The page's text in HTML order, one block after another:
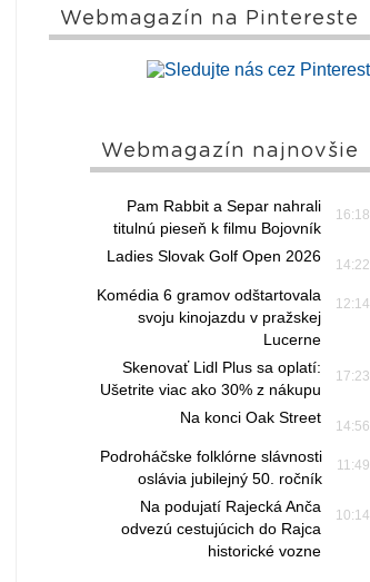
Webmagazín na Pintereste
Webmagazín najnovšie
16:18
Pam Rabbit a Separ nahrali
titulnú pieseň k filmu Bojovník
14:22
Ladies Slovak Golf Open 2026
12:14
Komédia 6 gramov odštartovala
svoju kinojazdu v pražskej
Lucerne
17:23
Skenovať Lidl Plus sa oplatí:
Ušetrite viac ako 30% z nákupu
14:56
Na konci Oak Street
11:49
Podroháčske folklórne slávnosti
oslávia jubilejný 50. ročník
10:14
Na podujatí Rajecká Anča
odvezú cestujúcich do Rajca
historické vozne